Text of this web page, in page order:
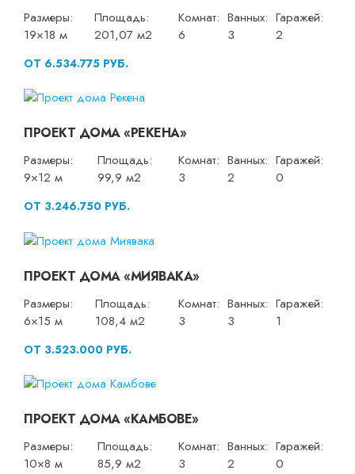
Размеры:
19×18 м
Площадь:
201,07 м2
Комнат:
6
Ванных:
3
Гаражей:
2
ОТ 6.534.775 РУБ.
ПРОЕКТ ДОМА «РЕКЕНА»
Размеры:
9×12 м
Площадь:
99,9 м2
Комнат:
3
Ванных:
2
Гаражей:
0
ОТ 3.246.750 РУБ.
ПРОЕКТ ДОМА «МИЯВАКА»
Размеры:
6×15 м
Площадь:
108,4 м2
Комнат:
3
Ванных:
3
Гаражей:
1
ОТ 3.523.000 РУБ.
ПРОЕКТ ДОМА «КАМБОВЕ»
Размеры:
10×8 м
Площадь:
85,9 м2
Комнат:
3
Ванных:
2
Гаражей:
0